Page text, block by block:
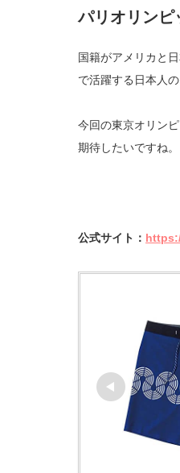
パリオリンピ
国籍がアメリカと
で活躍する日本人
今回の東京オリン
期待したいですね。
公式サイ ト：